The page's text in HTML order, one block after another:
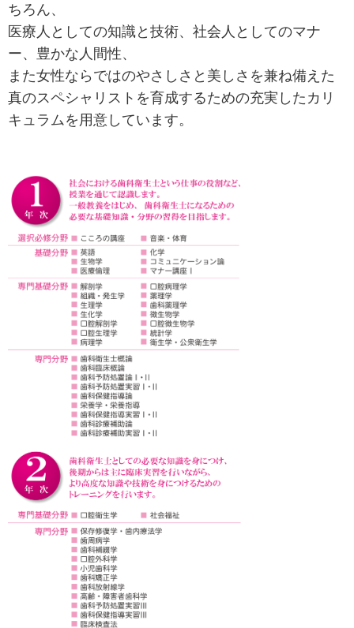
ちろん、
医療人としての知識と技術、社会人としてのマナ
ー、豊かな人間性、
また女性ならではのやさしさと美しさを兼ね備えた
真のスペシャリストを育成するための充実したカリ
キュラムを用意しています。